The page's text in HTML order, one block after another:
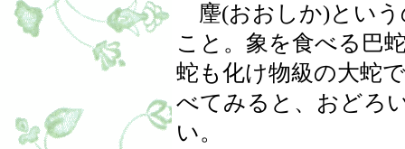
麈(おおしか)という
こと。象を食べる巴
蛇も化け物級の大蛇
べてみると、おどろ
い。